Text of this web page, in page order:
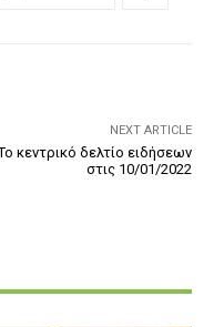
NEXT ARTICLE
κεντρικό δελτίο ειδήσεων
στις 10/01/2022